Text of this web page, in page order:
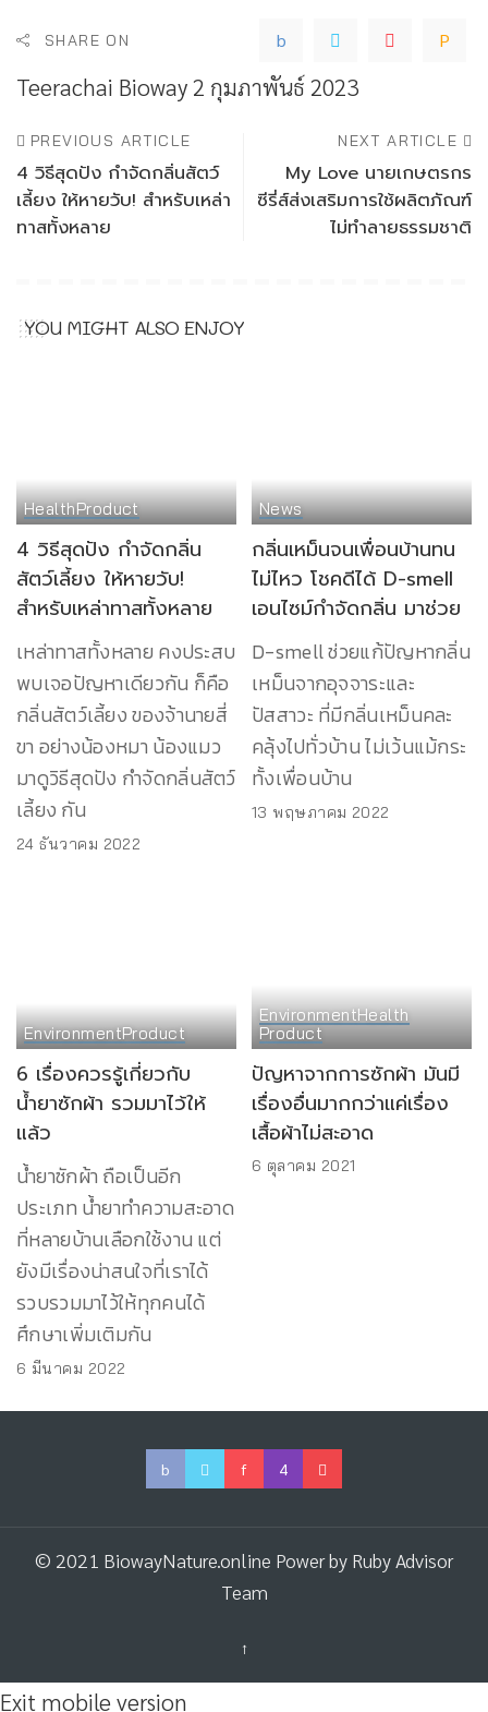
SHARE ON
Teerachai Bioway2 กุมภาพันธ์ 2023
PREVIOUS ARTICLE
4 วิธีสุดปัง กำจัดกลิ่นสัตว์
เลี้ยง ให้หายวับ! สำหรับเหล่า
ทาสทั้งหลาย
NEXT ARTICLE
My Love นายเกษตรกร
ซีรี่ส์ส่งเสริมการใช้ผลิตภัณฑ์
ไม่ทำลายธรรมชาติ
YOU MIGHT ALSO ENJOY
HealthProduct
4 วิธีสุดปัง กำจัดกลิ่น
สัตว์เลี้ยง ให้หายวับ!
สำหรับเหล่าทาสทั้งหลาย
เหล่าทาสทั้งหลาย คงประสบ
พบเจอปัญหาเดียวกัน ก็คือ
กลิ่นสัตว์เลี้ยง ของจ้านายสี่
ขา อย่างน้องหมา น้องแมว
มาดูวิธีสุดปัง กำจัดกลิ่นสัตว์
เลี้ยง กัน
24 ธันวาคม 2022
News
กลิ่นเหม็นจนเพื่อนบ้านทน
ไม่ไหว โชคดีได้ D-smell
เอนไซม์กำจัดกลิ่น มาช่วย
D-smell ช่วยแก้ปัญหากลิ่น
เหม็นจากอุจจาระและ
ปัสสาวะ ที่มีกลิ่นเหม็นคละ
คลุ้งไปทั่วบ้าน ไม่เว้นแม้กระ
ทั้งเพื่อนบ้าน
13 พฤษภาคม 2022
EnvironmentProduct
6 เรื่องควรรู้เกี่ยวกับ
น้ำยาซักผ้า รวมมาไว้ให้
แล้ว
น้ำยาซักผ้า ถือเป็นอีก
ประเภท น้ำยาทำความสะอาด
ที่หลายบ้านเลือกใช้งาน แต่
ยังมีเรื่องน่าสนใจที่เราได้
รวบรวมมาไว้ให้ทุกคนได้
ศึกษาเพิ่มเติมกัน
6 มีนาคม 2022
EnvironmentHealth
Product
ปัญหาจากการซักผ้า มันมี
เรื่องอื่นมากกว่าแค่เรื่อง
เสื้อผ้าไม่สะอาด
6 ตุลาคม 2021
© 2021 BiowayNature.online Power by Ruby Advisor
Team
↑
Exit mobile version